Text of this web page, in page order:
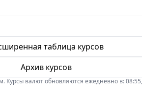
таблица курсов
Архив курсов
Курсы валют обновляются ежедневно в: